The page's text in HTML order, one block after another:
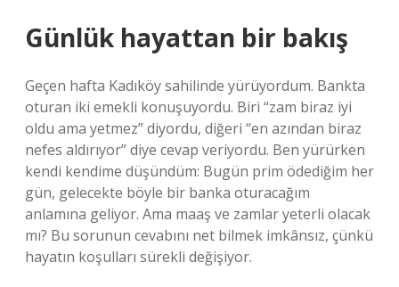
Günlük hayattan bir bakış
Geçen hafta Kadıköy sahilinde yürüyordum. Bankta
oturan iki emekli konuşuyordu. Biri “zam biraz iyi
oldu ama yetmez” diyordu, diğeri “en azından biraz
nefes aldırıyor” diye cevap veriyordu. Ben yürürken
kendi kendime düşündüm: Bugün prim ödediğim her
gün, gelecekte böyle bir banka oturacağım
anlamına geliyor. Ama maaş ve zamlar yeterli olacak
mı? Bu sorunun cevabını net bilmek imkânsız, çünkü
hayatın koşulları sürekli değişiyor.